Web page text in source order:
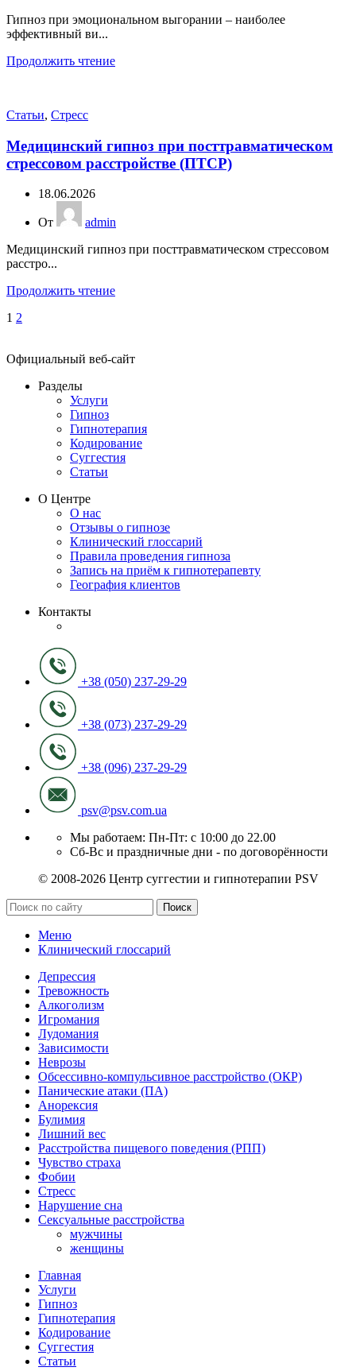
Гипноз при эмоциональном выгорании – наиболее
эффективный ви...
Продолжить чтение
Статьи, Стресс
Медицинский гипноз при посттравматическом
стрессовом расстройстве (ПТСР)
18.06.2026
От
admin
Медицинский гипноз при посттравматическом стрессовом
расстро...
Продолжить чтение
1 2
Официальный веб-сайт
Разделы
Услуги
Гипноз
Гипнотерапия
Кодирование
Суггестия
Статьи
О Центре
О нас
Отзывы о гипнозе
Клинический глоссарий
Правила проведения гипноза
Запись на приём к гипнотерапевту
География клиентов
Контакты
+38 (050) 237-29-29
+38 (073) 237-29-29
+38 (096) 237-29-29
psv@psv.com.ua
Мы работаем: Пн-Пт: с 10:00 до 22.00
Сб-Вс и праздничные дни - по договорённости
© 2008-2026 Центр суггестии и гипнотерапии PSV
Поиск
Меню
Клинический глоссарий
Депрессия
Тревожность
Алкоголизм
Игромания
Лудомания
Зависимости
Неврозы
Обсессивно-компульсивное расстройство (ОКР)
Панические атаки (ПА)
Анорексия
Булимия
Лишний вес
Расстройства пищевого поведения (РПП)
Чувство страха
Фобии
Стресс
Нарушение сна
Сексуальные расстройства
мужчины
женщины
Главная
Услуги
Гипноз
Гипнотерапия
Кодирование
Суггестия
Статьи